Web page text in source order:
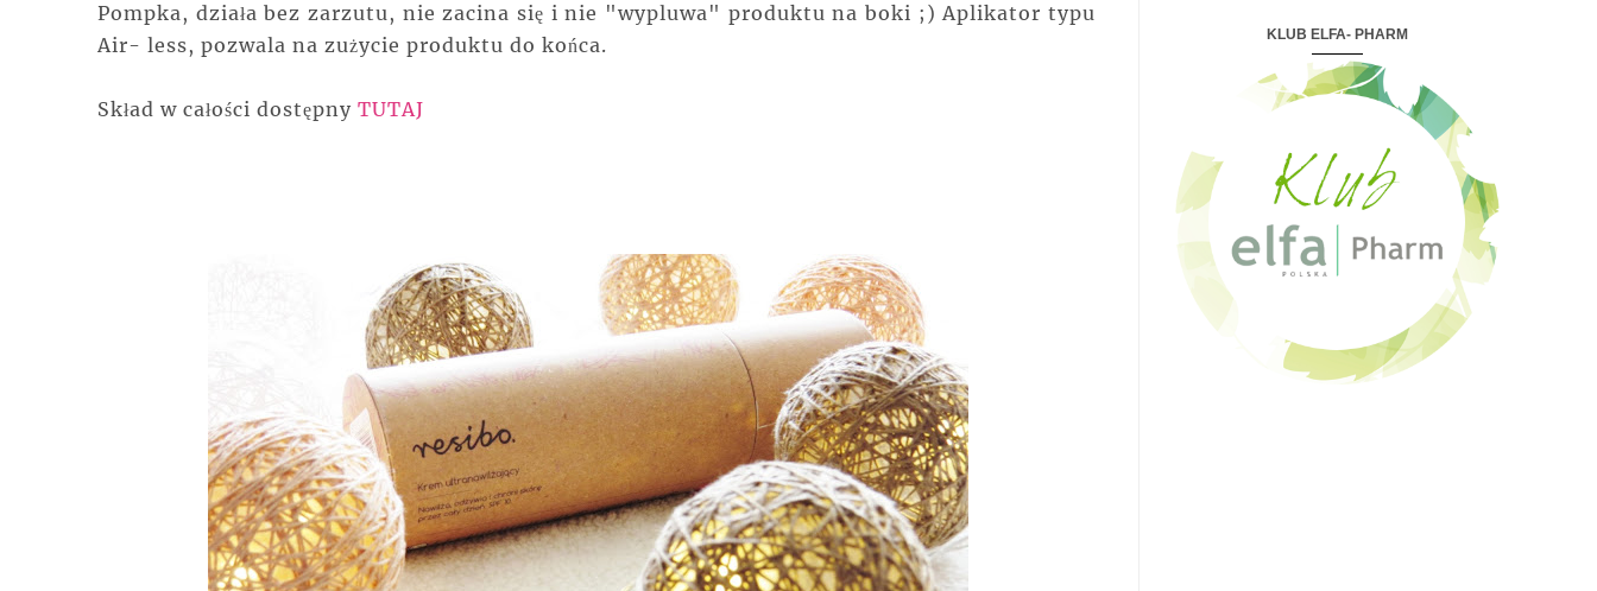
Pompka, działa bez zarzutu, nie zacina się i nie "wypluwa" produktu na boki ;) Aplikator typu
Air- less, pozwala na zużycie produktu do końca.
Skład w całości dostępny TUTAJ
KLUB ELFA- PHARM